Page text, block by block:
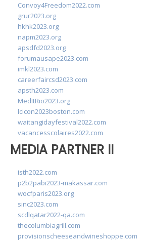
Convoy4Freedom2022.com
grur2023.org
hkhk2023.org
napm2023.org
apsdfd2023.org
forumausape2023.com
imkl2023.com
careerfaircsd2023.com
apsth2023.com
MedItRio2023.org
lcicon2023boston.com
waitangidayfestival2022.com
vacancesscolaires2022.com
MEDIA PARTNER II
isth2022.com
p2b2pabi2023-makassar.com
wocfparis2023.org
sinc2023.com
scdlqatar2022-qa.com
thecolumbiagrill.com
provisionscheeseandwineshoppe.com